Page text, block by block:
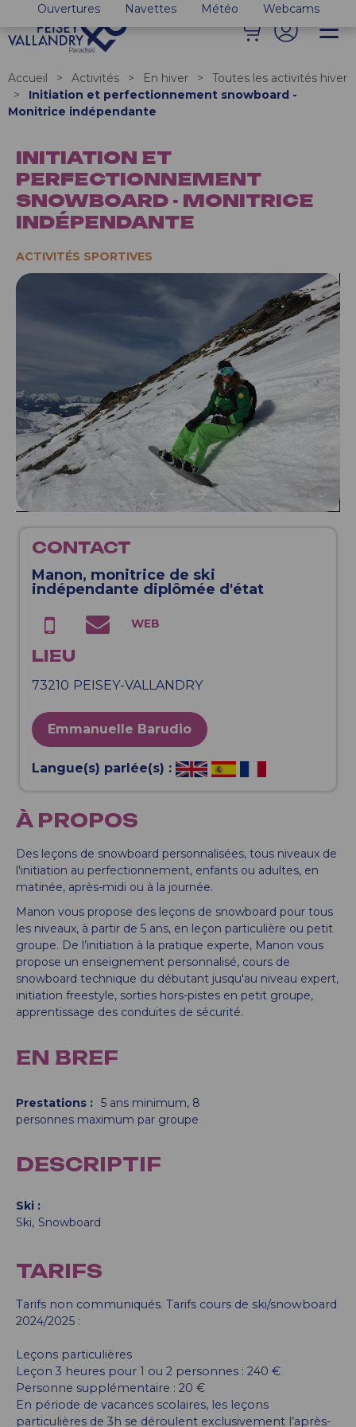
Ouvertures Navettes Météo Webcams
Accueil > Activités > En hiver >
Toutes les activités hiver
>
Initiation et perfectionnement snowboard -
Monitrice indépendante
INITIATION ET
PERFECTIONNEMENT
SNOWBOARD - MONITRICE
INDÉPENDANTE
ACTIVITÉS SPORTIVES
CONTACT
Manon, monitrice de ski
indépendante diplômée d'état
LIEU
73210 PEISEY-VALLANDRY
Emmanuelle Barudio
Langue(s) parlée(s) :
À PROPOS
Des leçons de snowboard personnalisées, tous niveaux de
l'initiation au perfectionnement, enfants ou adultes, en
matinée, après-midi ou à la journée.
Manon vous propose des leçons de snowboard pour tous
les niveaux, à partir de 5 ans, en leçon particulière ou petit
groupe. De l’initiation à la pratique experte, Manon vous
propose un enseignement personnalisé, cours de
snowboard technique du débutant jusqu'au niveau expert,
initiation freestyle, sorties hors-pistes en petit groupe,
apprentissage des conduites de sécurité.
EN BREF
Prestations : 5 ans minimum 8
personnes maximum par groupe
DESCRIPTIF
Ski
Ski Snowboard
TARIFS
Tarifs non communiqués. Tarifs cours de ski/snowboard
2024/2025 :
Leçons particulières
Leçon 3 heures pour 1 ou 2 personnes : 240 €
Personne supplémentaire : 20 €
En période de vacances scolaires, les leçons
particulières de 3h se déroulent exclusivement l’après-